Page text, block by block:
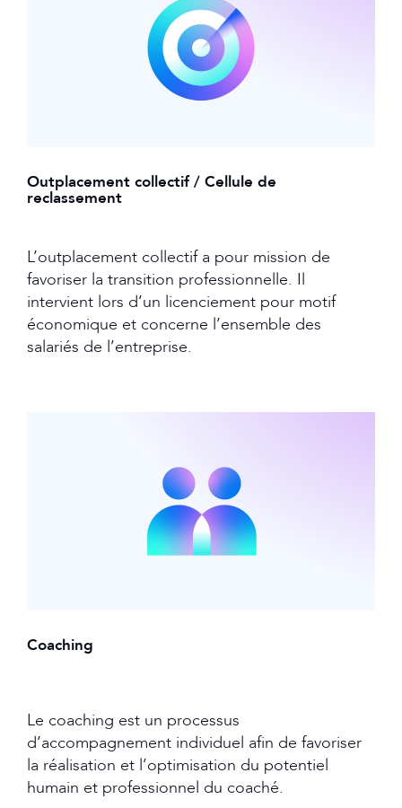
Outplacement collectif / Cellule de
reclassement
L’outplacement collectif a pour mission de
favoriser la transition professionnelle. Il
intervient lors d’un licenciement pour motif
économique et concerne l’ensemble des
salariés de l’entreprise.
Coaching
Le coaching est un processus
d’accompagnement individuel afin de favoriser
la réalisation et l’optimisation du potentiel
humain et professionnel du coaché.